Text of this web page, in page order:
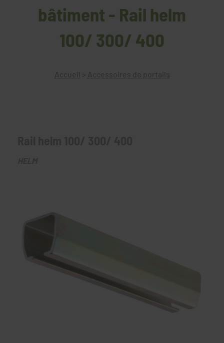
bâtiment - Rail helm
100/ 300/ 400
Accueil > Accessoires de portails